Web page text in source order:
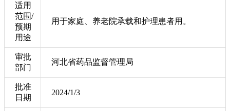
适用
范围/
预期
用途
用于家庭、养老院承载和护理患者用。
审批
部门
河北省药品监督管理局
批准
日期
2024/1/3